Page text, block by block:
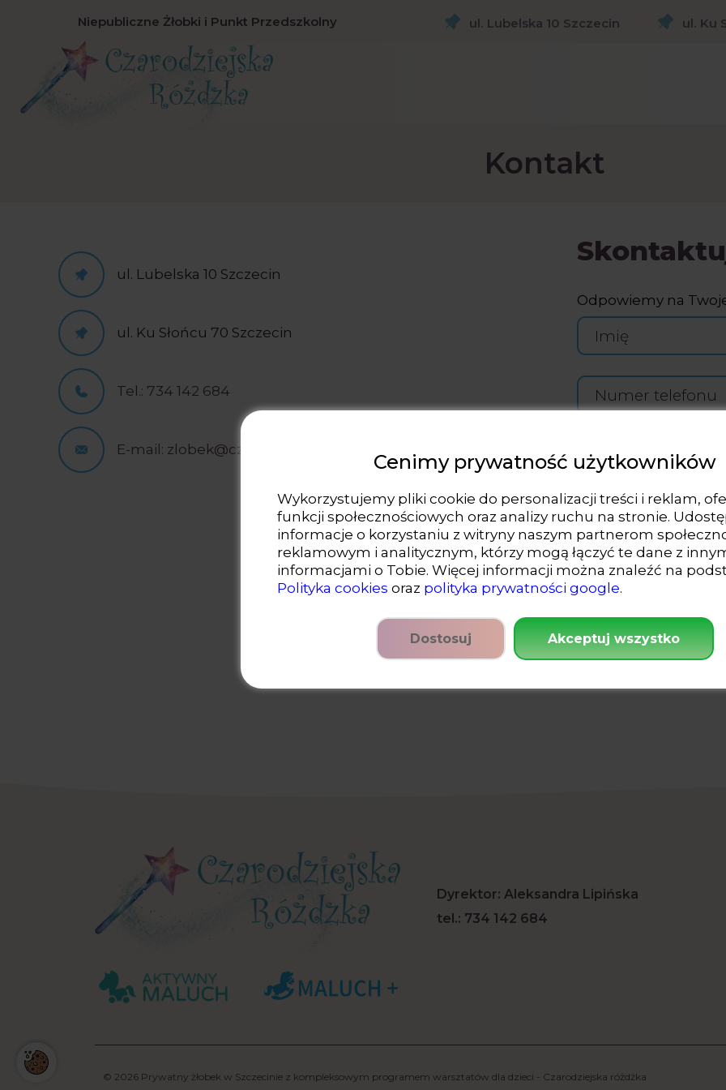
Niepubliczne Żłobki i Punkt Przedszkolny ul. Lubelska 10 Szczecin ul. Ku
Kontakt
ul. Lubelska 10 Szczecin
ul. Ku Słońcu 70 Szczecin
Tel.: 734 142 684
E-mail: zlobek@czarodziejskarozdzka.pl
Odpowiemy na
✓ * Oświadczam,
Dyrektor: Aleksandra Lipińska
tel.: 734 142 684
© 2026 Prywatny żłobek w Szczecinie z kompleksowym programem warsztatów dla dzieci - Czarodziejska różdżka
Cenimy prywatność użytkowników
Wykorzystujemy pliki cookie do personalizacji treści i reklam,
funkcji społecznościowych oraz analizy ruchu na stronie.
informacje o korzystaniu z witryny naszym partnerom
reklamowym i analitycznym, którzy mogą łączyć te dane z
informacjami o Tobie. Więcej informacji można znaleźć na
Polityka cookies oraz ​ polityka prywatności google.
Dostosuj Akceptuj wszystko